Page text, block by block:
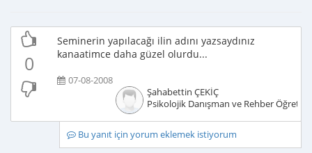
0
Seminerin yapılacağı ilin adını yazsaydınız
kanaatimce daha güzel olurdu...
07-08-2008
Şahabettin ÇEKİÇ
Psikolojik Danışman ve Rehber
Bu yanıt için yorum eklemek istiyorum